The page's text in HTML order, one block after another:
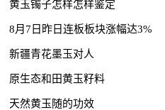
黄玉镯子怎样怎样鉴定
8月7日昨日连板板块涨幅达3%
新疆青花墨玉对人
原生态和田黄玉籽料
天然黄玉随的功效